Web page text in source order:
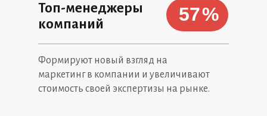
Топ-менеджеры
компаний
57%
Формируют новый взгляд на
маркетинг в компании и увеличивают
стоимость своей экспертизы на рынке.